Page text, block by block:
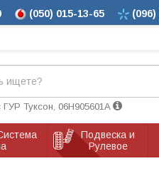
(050) 015-13-65 (096)
Туксон, 06H905601A
Подвеска и
Рулевое